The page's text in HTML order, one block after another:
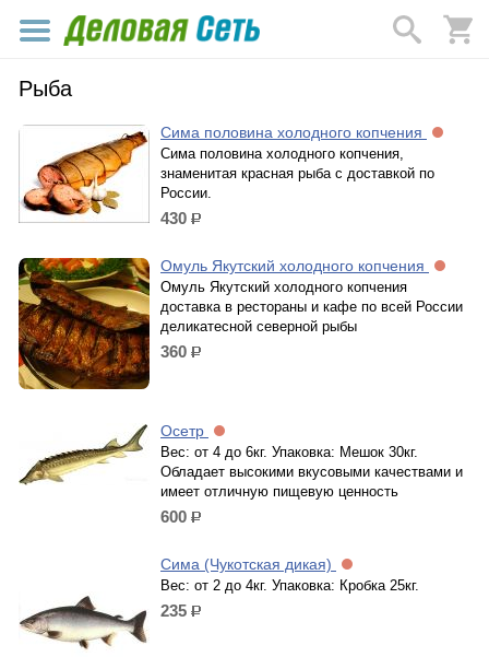
Рыба
Сима половина холодного копчения
Сима половина холодного копчения,
знаменитая красная рыба с доставкой по
России.
430 р.
Омуль Якутский холодного копчения
Омуль Якутский холодного копчения
доставка в рестораны и кафе по всей России
деликатесной северной рыбы
360 р.
Осетр
Вес: от 4 до 6кг. Упаковка: Мешок 30кг.
Обладает высокими вкусовыми качествами и
имеет отличную пищевую ценность
600 р.
Сима (Чукотская дикая)
Вес: от 2 до 4кг. Упаковка: Кробка 25кг.
235 р.